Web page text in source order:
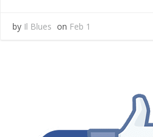
by Il Blues on Feb 1